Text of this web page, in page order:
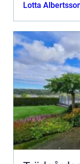
Lotta